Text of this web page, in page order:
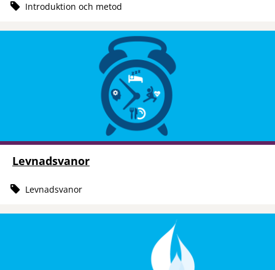
Introduktion och metod
Levnadsvanor
Levnadsvanor